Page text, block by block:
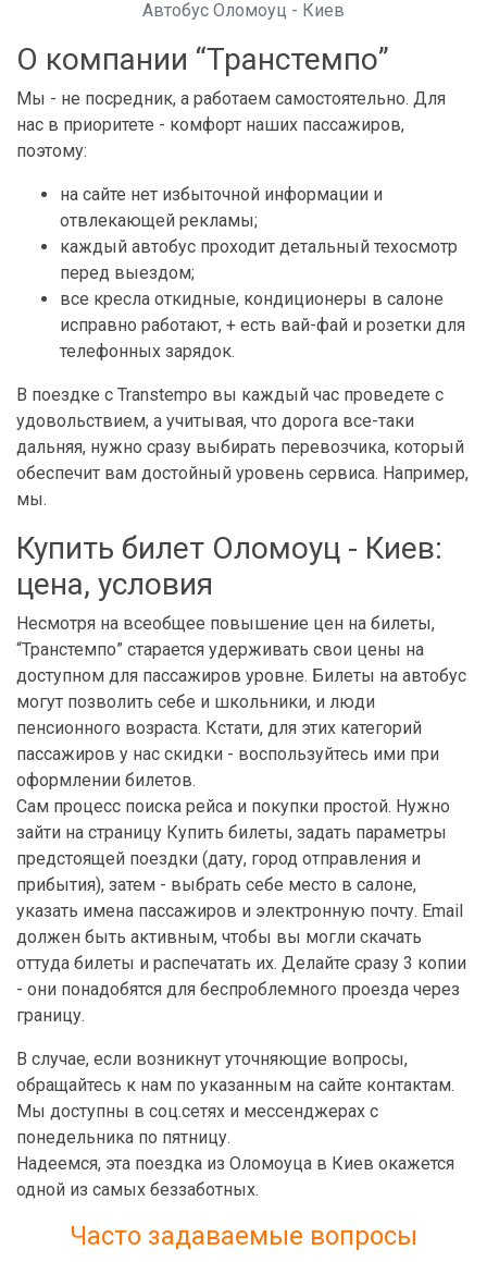
Автобус Оломоуц - Киев
О компании “Транстемпо”
Мы - не посредник, а работаем самостоятельно. Для
нас в приоритете - комфорт наших пассажиров,
поэтому:
на сайте нет избыточной информации и
отвлекающей рекламы;
каждый автобус проходит детальный техосмотр
перед выездом;
все кресла откидные, кондиционеры в салоне
исправно работают, + есть вай-фай и розетки для
телефонных зарядок.
В поездке с Transtempo вы каждый час проведете с
удовольствием, а учитывая, что дорога все-таки
дальняя, нужно сразу выбирать перевозчика, который
обеспечит вам достойный уровень сервиса. Например,
мы.
Купить билет Оломоуц - Киев:
цена, условия
Несмотря на всеобщее повышение цен на билеты,
“Транстемпо” старается удерживать свои цены на
доступном для пассажиров уровне. Билеты на автобус
могут позволить себе и школьники, и люди
пенсионного возраста. Кстати, для этих категорий
пассажиров у нас скидки - воспользуйтесь ими при
оформлении билетов.
Сам процесс поиска рейса и покупки простой. Нужно
зайти на страницу Купить билеты, задать параметры
предстоящей поездки (дату, город отправления и
прибытия), затем - выбрать себе место в салоне,
указать имена пассажиров и электронную почту. Email
должен быть активным, чтобы вы могли скачать
оттуда билеты и распечатать их. Делайте сразу 3 копии
- они понадобятся для беспроблемного проезда через
границу.
В случае, если возникнут уточняющие вопросы,
обращайтесь к нам по указанным на сайте контактам.
Мы доступны в соц.сетях и мессенджерах с
понедельника по пятницу.
Надеемся, эта поездка из Оломоуца в Киев окажется
одной из самых беззаботных.
Часто задаваемые вопросы